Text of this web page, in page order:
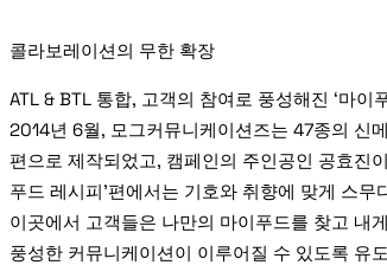
콜라보레이션의 무한 확장
ATL & BTL 통합, 고객의 참여로 풍성해진 ‘마이
2014년 6월, 모그커뮤니케이션즈는 47종의 신
편으로 제작되었고, 캠페인의 주인공인 공효진
푸드 레시피’편에서는 기호와 취향에 맞게 스
이곳에서 고객들은 나만의 마이푸드를 찾고 내
풍성한 커뮤니케이션이 이루어질 수 있도록 유